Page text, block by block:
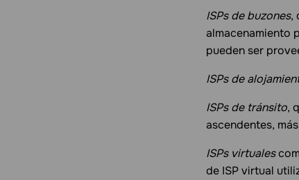
ISPs de buzones,
almacenamiento
pueden ser
ISPs de
ISPs de tránsito,
ascendentes,
ISPs virtuales
de ISP virtual